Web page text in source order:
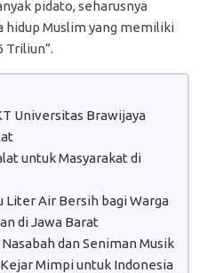
pidato, seharusnya
hidup Muslim yang memiliki
Triliun”.
Universitas Brawijaya
untuk Masyarakat di
Liter Air Bersih bagi Warga
di Jawa Barat
dan Seniman Musik
Mimpi untuk Indonesia